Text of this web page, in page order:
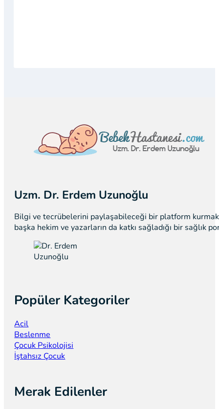
Uzm. Dr. Erdem Uzunoğlu
Bilgi ve tecrübelerini paylaşabileceği bir platform kurmak
başka hekim ve yazarların da katkı sağladığı bir sağlık
Popüler Kategoriler
Acil
Beslenme
Çocuk Psikolojisi
İştahsız Çocuk
Merak Edilenler